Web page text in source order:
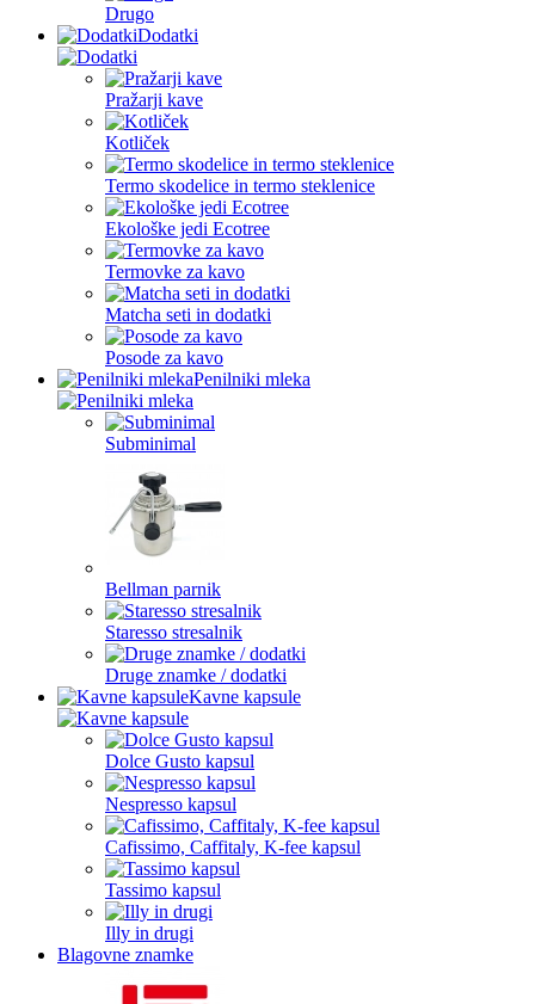
Drugo
Dodatki
Pražarji kave
Kotliček
Termo skodelice in termo steklenice
Ekološke jedi Ecotree
Termovke za kavo
Matcha seti in dodatki
Posode za kavo
Penilniki mleka
Subminimal
Bellman parnik
Staresso stresalnik
Druge znamke / dodatki
Kavne kapsule
Dolce Gusto kapsul
Nespresso kapsul
Cafissimo, Caffitaly, K-fee kapsul
Tassimo kapsul
Illy in drugi
Blagovne znamke